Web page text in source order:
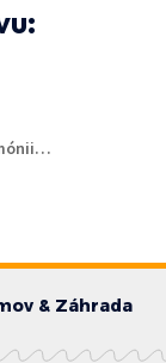
& Záhrada